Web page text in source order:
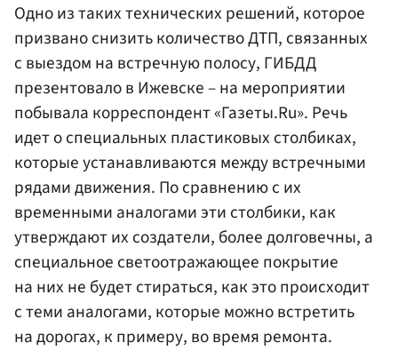
Одно из таких технических решений, которое
призвано снизить количество ДТП, связанных
с выездом на встречную полосу, ГИБДД
презентовало в Ижевске – на мероприятии
побывала корреспондент «Газеты.Ru». Речь
идет о специальных пластиковых столбиках,
которые устанавливаются между встречными
рядами движения. По сравнению с их
временными аналогами эти столбики, как
утверждают их создатели, более долговечны, а
специальное светоотражающее покрытие
на них не будет стираться, как это происходит
с теми аналогами, которые можно встретить
на дорогах, к примеру, во время ремонта.